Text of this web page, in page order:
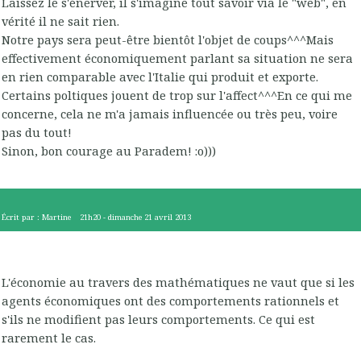
vérité il ne sait rien.
Notre pays sera peut-être bientôt l'objet de coups^^^Mais
effectivement économiquement parlant sa situation ne sera
en rien comparable avec l'Italie qui produit et exporte.
Certains poltiques jouent de trop sur l'affect^^^En ce qui me
concerne, cela ne m'a jamais influencée ou très peu, voire
pas du tout!
Sinon, bon courage au Paradem! :o)))
Écrit par : Martine 21h20 -dimanche 21 avril 2013
L'économie au travers des mathématiques ne vaut que si les
agents économiques ont des comportements rationnels et
s'ils ne modifient pas leurs comportements. Ce qui est
rarement le cas.